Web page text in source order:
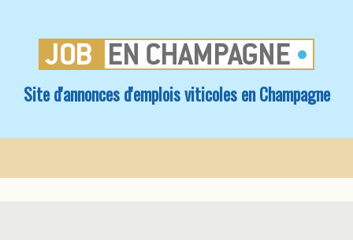
Site d'annonces d'emplois viticoles en Champagne